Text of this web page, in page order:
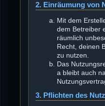
2. Einräumung von
Mit dem
dem Betreiber
räumlich
Recht, deinen
zu nutzen.
Das
a bleibt auch
3. Pflichten des